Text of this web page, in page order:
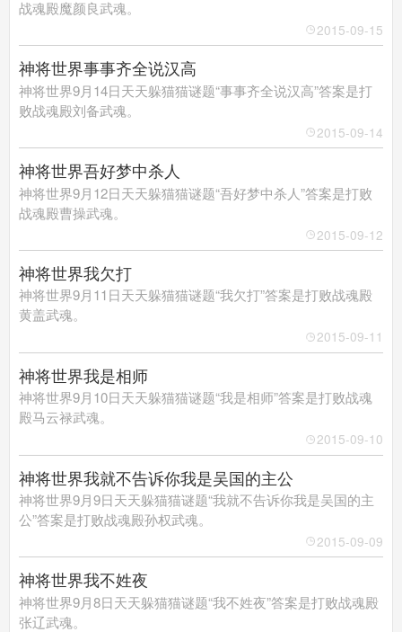
神将世界手机版 搜 手
战魂殿魔颜良武魂。
2015-09-15
神将世界事事齐全说汉高
神将世界9月14日天天躲猫猫谜题“事事齐全说汉高”答案是打
败战魂殿刘备武魂。
2015-09-14
神将世界吾好梦中杀人
神将世界9月12日天天躲猫猫谜题“吾好梦中杀人”答案是打败
战魂殿曹操武魂。
2015-09-12
神将世界我欠打
神将世界9月11日天天躲猫猫谜题“我欠打”答案是打败战魂殿
黄盖武魂。
2015-09-11
神将世界我是相师
神将世界9月10日天天躲猫猫谜题“我是相师”答案是打败战魂
殿马云禄武魂。
2015-09-10
神将世界我就不告诉你我是吴国的主公
神将世界9月9日天天躲猫猫谜题“我就不告诉你我是吴国的主
公”答案是打败战魂殿孙权武魂。
2015-09-09
神将世界我不姓夜
神将世界9月8日天天躲猫猫谜题“我不姓夜”答案是打败战魂殿
张辽武魂。